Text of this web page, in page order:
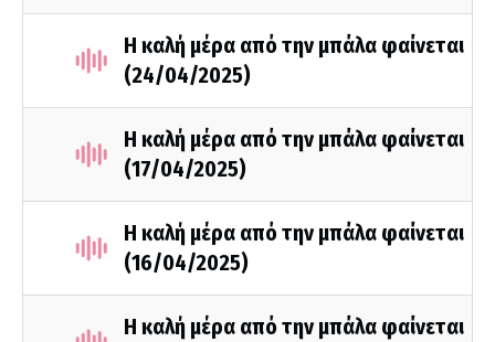
Η καλή μέρα από την μπάλα φαίνεται
(24/04/2025)
Η καλή μέρα από την μπάλα φαίνεται
(17/04/2025)
Η καλή μέρα από την μπάλα φαίνεται
(16/04/2025)
Η καλή μέρα από την μπάλα φαίνεται